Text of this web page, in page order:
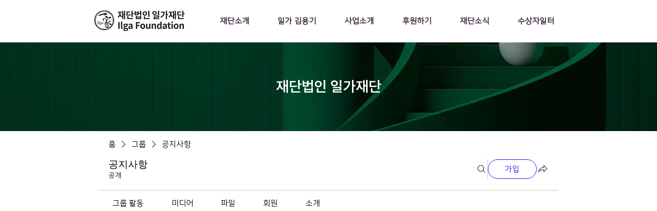
재단소개 일가 김용기 사업소개 후원하기 재단소식 수상자일터
재단법인 일가재단
홈 그룹 공지사항
공지사항
공개
가입
그룹 활동 미디어 파일 회원 소개